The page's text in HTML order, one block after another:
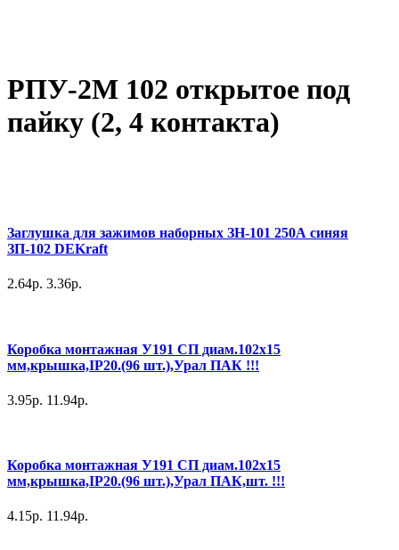
РПУ-2М 102 открытое под
пайку (2, 4 контакта)
Заглушка для зажимов наборных ЗН-101 250А синяя
ЗП-102 DEKraft
2.64р. 3.36р.
Коробка монтажная У191 СП диам.102х15
мм,крышка,IP20.(96 шт.),Урал ПАК !!!
3.95р. 11.94р.
Коробка монтажная У191 СП диам.102х15
мм,крышка,IP20.(96 шт.),Урал ПАК,шт. !!!
4.15р. 11.94р.